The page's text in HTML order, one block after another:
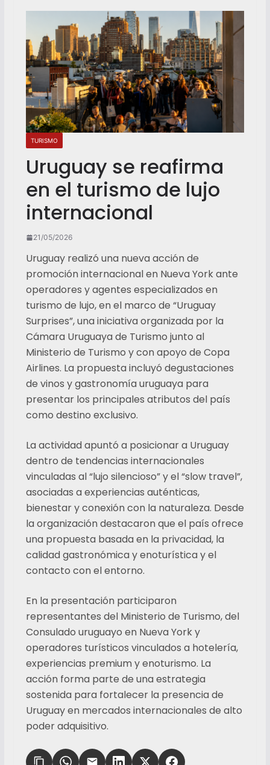
TURISMO
Uruguay se reafirma
en el turismo de lujo
internacional
21/05/2026
Uruguay realizó una nueva acción de
promoción internacional en Nueva York ante
operadores y agentes especializados en
turismo de lujo, en el marco de “Uruguay
Surprises”, una iniciativa organizada por la
Cámara Uruguaya de Turismo junto al
Ministerio de Turismo y con apoyo de Copa
Airlines. La propuesta incluyó degustaciones
de vinos y gastronomía uruguaya para
presentar los principales atributos del país
como destino exclusivo.
La actividad apuntó a posicionar a Uruguay
dentro de tendencias internacionales
vinculadas al “lujo silencioso” y el “slow travel”,
asociadas a experiencias auténticas,
bienestar y conexión con la naturaleza. Desde
la organización destacaron que el país ofrece
una propuesta basada en la privacidad, la
calidad gastronómica y enoturística y el
contacto con el entorno.
En la presentación participaron
representantes del Ministerio de Turismo, del
Consulado uruguayo en Nueva York y
operadores turísticos vinculados a hotelería,
experiencias premium y enoturismo. La
acción forma parte de una estrategia
sostenida para fortalecer la presencia de
Uruguay en mercados internacionales de alto
poder adquisitivo.